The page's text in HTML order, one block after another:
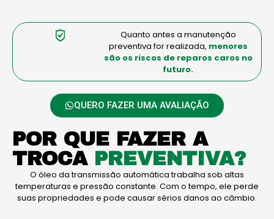
POR QUE FAZER A
TROCA PREVENTIVA?
O óleo da transmissão automática trabalha sob altas
temperaturas e pressão constante. Com o tempo, ele perde
suas propriedades e pode causar sérios danos ao câmbio.
Quanto antes a manutenção
preventiva for realizada, menores
são os riscos de reparos caros no
futuro.
QUERO FAZER UMA AVALIAÇÃO